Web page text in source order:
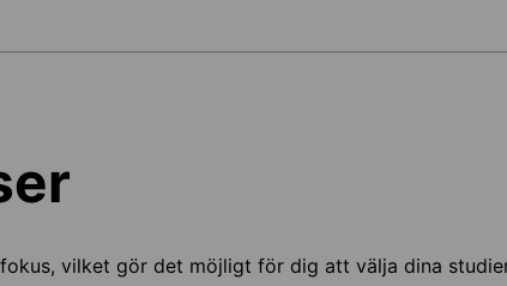
vilket gör det möjligt för dig att välja dina